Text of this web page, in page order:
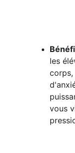
les
corps,
vous